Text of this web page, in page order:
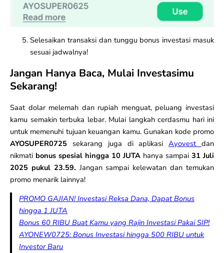
Selesaikan transaksi dan tunggu bonus investasi masuk
sesuai jadwalnya!
Jangan Hanya Baca, Mulai Investasimu
Sekarang!
Saat dolar melemah dan rupiah menguat, peluang investasi
kamu semakin terbuka lebar. Mulai langkah cerdasmu hari ini
untuk memenuhi tujuan keuangan kamu. Gunakan kode promo
AYOSUPER0725 sekarang juga di aplikasiAyovestdan
nikmati bonus spesial hingga 10 JUTA hanya sampai 31 Juli
2025 pukul 23.59. Jangan sampai kelewatan dan temukan
promo menarik lainnya!
PROMO GAJIAN! Investasi Reksa Dana, Dapat Bonus
hingga 1 JUTA
Bonus 60 RIBU Buat Kamu yang Rajin Investasi Pakai SIP!
AYONEW0725: Bonus Investasi hingga 500 RIBU untuk
Investor Baru